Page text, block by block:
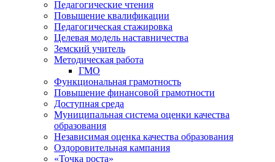
Педагогические чтения
Повышение квалификации
Педагогическая стажировка
Целевая модель наставничества
Земский учитель
Методическая работа
ГМО
Функциональная грамотность
Повышение финансовой грамотности
Доступная среда
Муниципальная система оценки качества
образования
Независимая оценка качества образования
Оздоровительная кампания
«Точка роста»